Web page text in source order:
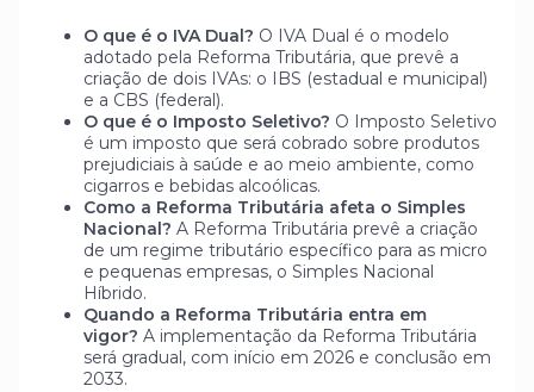
O que é o IVA Dual? O IVA Dual é o modelo
adotado pela Reforma Tributária, que prevê a
criação de dois IVAs: o IBS (estadual e municipal)
e a CBS (federal).
O que é o Imposto Seletivo? O Imposto Seletivo
é um imposto que será cobrado sobre produtos
prejudiciais à saúde e ao meio ambiente, como
cigarros e bebidas alcoólicas.
Como a Reforma Tributária afeta o Simples
Nacional? A Reforma Tributária prevê a criação
de um regime tributário específico para as micro
e pequenas empresas, o Simples Nacional
Híbrido.
Quando a Reforma Tributária entra em
vigor? A implementação da Reforma Tributária
será gradual, com início em 2026 e conclusão em
2033.